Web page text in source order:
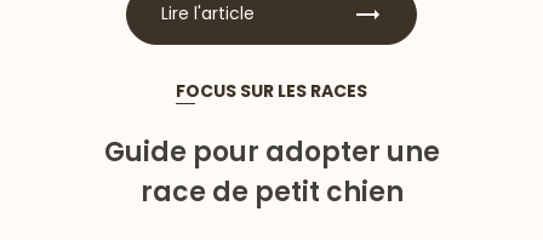
Lire l'article
FOCUS SUR LES RACES
Guide pour adopter une
race de petit chien